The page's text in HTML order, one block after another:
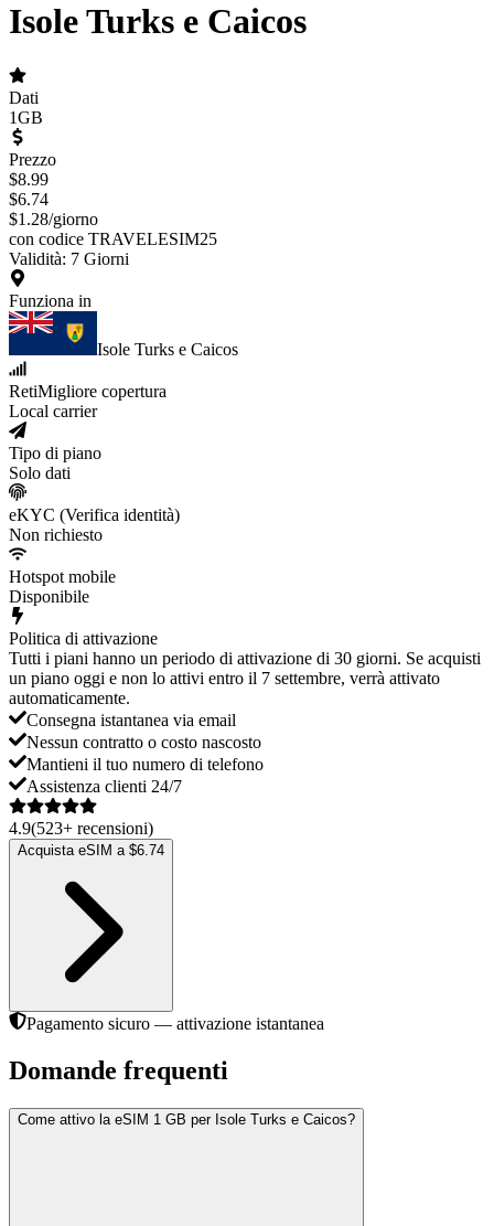
Isole Turks e Caicos
Dati
1GB
Prezzo
$8.99
$6.74
$1.28/giorno
con codice TRAVELESIM25
Validità: 7 Giorni
Funziona in
Isole Turks e Caicos
RetiMigliore copertura
Local carrier
Tipo di piano
Solo dati
eKYC (Verifica identità)
Non richiesto
Hotspot mobile
Disponibile
Politica di attivazione
Tutti i piani hanno un periodo di attivazione di 30 giorni. Se acquisti
un piano oggi e non lo attivi entro il 7 settembre, verrà attivato
automaticamente.
Consegna istantanea via email
Nessun contratto o costo nascosto
Mantieni il tuo numero di telefono
Assistenza clienti 24/7
4.9(523+ recensioni)
Acquista eSIM a $6.74
Pagamento sicuro — attivazione istantanea
Domande frequenti
Come attivo la eSIM 1 GB per Isole Turks e Caicos?